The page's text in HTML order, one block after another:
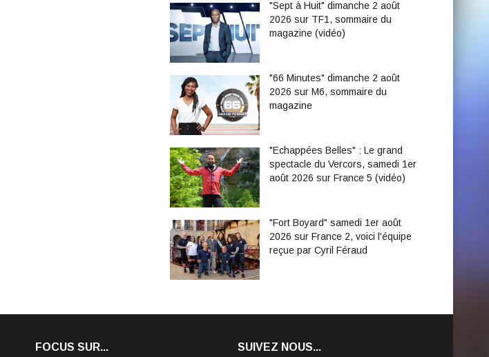
"Sept à Huit" dimanche 2 août
2026 sur TF1, sommaire du
magazine (vidéo)
"66 Minutes" dimanche 2 août
2026 sur M6, sommaire du
magazine
"Echappées Belles" : Le grand
spectacle du Vercors, samedi 1er
août 2026 sur France 5 (vidéo)
"Fort Boyard" samedi 1er août
2026 sur France 2, voici l'équipe
reçue par Cyril Féraud
FOCUS SUR... SUIVEZ NOUS...